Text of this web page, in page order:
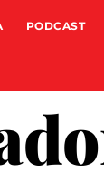
PODCAST